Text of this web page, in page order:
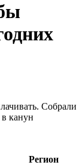
Собрали
в канун
Регион